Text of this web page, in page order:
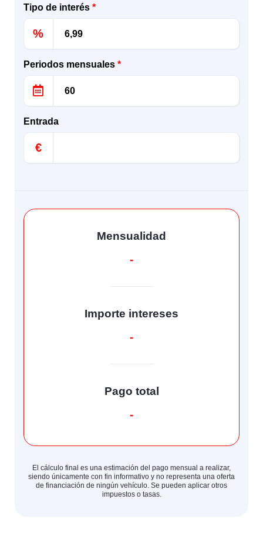
Tipo de interés *
%
Periodos mensuales *
Entrada
€
Mensualidad
-
Importe intereses
-
Pago total
-
El cálculo final es una estimación del pago mensual a realizar,
siendo únicamente con fin informativo y no representa una oferta
de financiación de ningún vehículo. Se pueden aplicar otros
impuestos o tasas.